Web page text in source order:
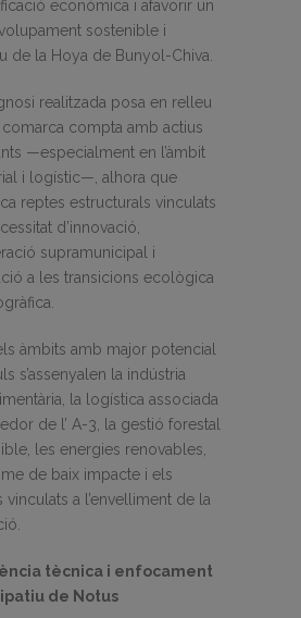
econòmica i afavorir un
sostenible i
de la Hoya de Bunyol-Chiva.
realitzada posa en relleu
compta amb actius
—especialment en l’àmbit
i logístic—, alhora que
reptes estructurals vinculats
d’innovació,
supramunicipal i
a les transicions ecològica
àmbits amb major potencial
s’assenyalen la indústria
la logística associada
de l’ A-3, la gestió forestal
les energies renovables,
de baix impacte i els
vinculats a l’envelliment de la
tècnica i enfocament
de Notus